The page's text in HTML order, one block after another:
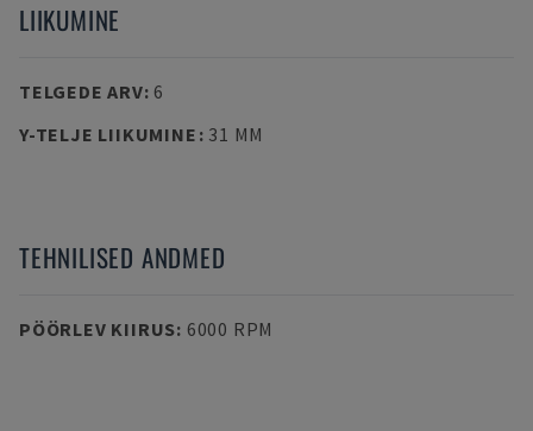
LIIKUMINE
TELGEDE ARV: 6
Y-TELJE LIIKUMINE : 31 MM
TEHNILISED ANDMED
PÖÖRLEV KIIRUS: 6000 RPM